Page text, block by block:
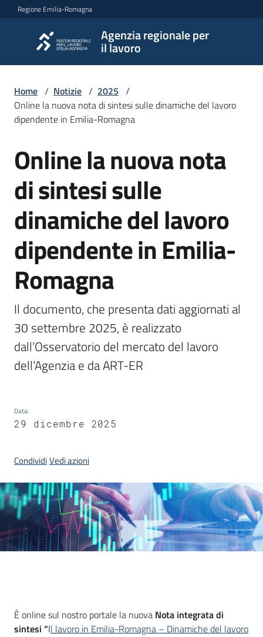
Vai al contenuto
Vai alla navigazione
Vai al footer
Regione Emilia-Romagna
Agenzia regionale per
il lavoro
Agenzia
regionale
per il
lavoro
Novità
Servizi
I
centri
per
l'impiego
Lavoro
per
Seguici
Home / Notizie / 2025 /
Online la nuova nota di sintesi sulle dinamiche del lavoro
dipendente in Emilia-Romagna
Salta al contenuto
Online la nuova nota
di sintesi sulle
dinamiche del lavoro
dipendente in Emilia-
Romagna
Il documento, che presenta dati aggiornati al
30 settembre 2025, è realizzato
dall’Osservatorio del mercato del lavoro
dell’Agenzia e da ART-ER
Data:
29 dicembre 2025
CondividiVedi azioni
Introduzione
È online sul nostro portale la nuova Nota integrata di
sintesi “Il lavoro in Emilia-Romagna – Dinamiche del lavoro